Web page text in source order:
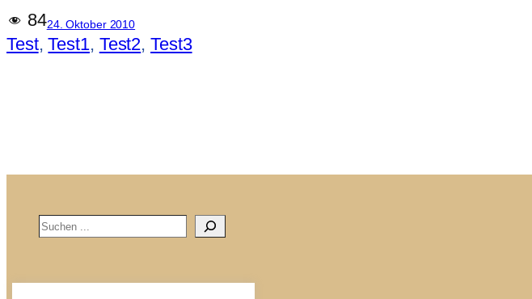
der
neuen
8424. Oktober 2010
Test, Test1, Test2, Test3
Search